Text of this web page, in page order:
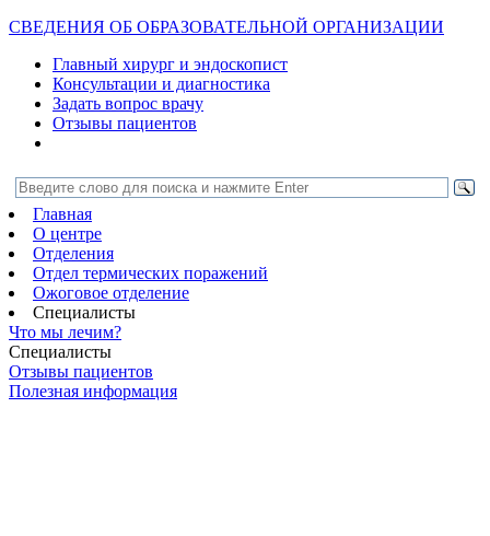
СВЕДЕНИЯ ОБ ОБРАЗОВАТЕЛЬНОЙ ОРГАНИЗАЦИИ
Главный хирург и эндоскопист
Консультации и диагностика
Задать вопрос врачу
Отзывы пациентов
Главная
О центре
Отделения
Отдел термических поражений
Ожоговое отделение
Специалисты
Что мы лечим?
Специалисты
Отзывы пациентов
Полезная информация